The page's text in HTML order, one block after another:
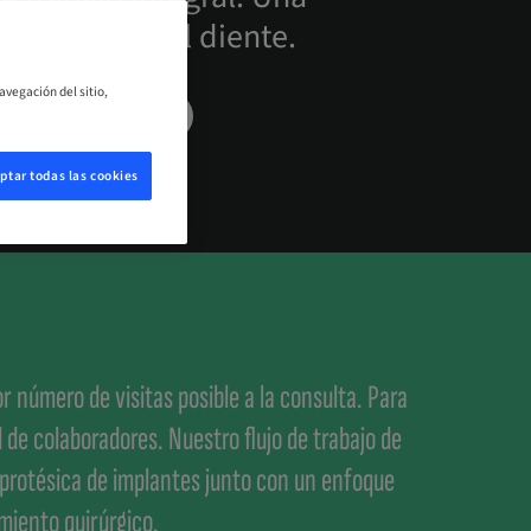
del diente.
de visitas posible a la consulta. Para
colaboradores. Nuestro flujo de trabajo de
de implantes junto con un enfoque
quirúrgico.
del sitio,
todas las cookies